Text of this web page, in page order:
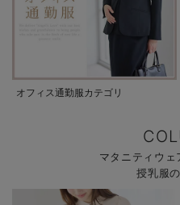
オフィス通勤服カテゴリ
マタニティウ
授乳服